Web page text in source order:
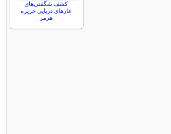
کشف شگفتی‌های
غارهای دریایی جزیره
هرمز